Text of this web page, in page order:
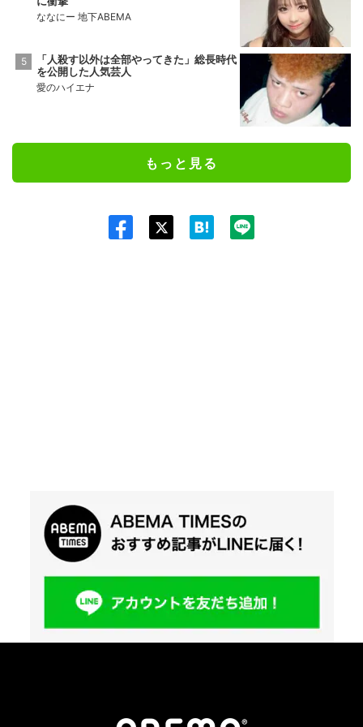
ななにー 地下ABEMA
「人殺す以外は全部やってきた」総長時代
を公開した人気芸人
愛のハイエナ
もっと見る